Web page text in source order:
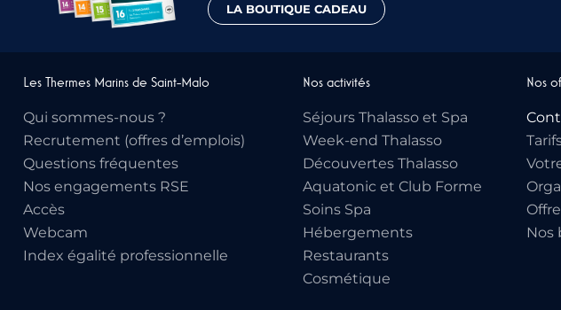
LA BOUTIQUE CADEAU
Les Thermes Marins de Saint-Malo
Qui sommes-nous ?
Recrutement (offres d’emplois)
Questions fréquentes
Nos engagements RSE
Accès
Webcam
Index égalité professionnelle
Nos activités
Séjours Thalasso et Spa
Week-end Thalasso
Découvertes Thalasso
Aquatonic et Club Forme
Soins Spa
Hébergements
Restaurants
Cosmétique
Nos
Nos